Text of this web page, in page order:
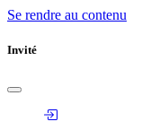
Se rendre au contenu
Invité